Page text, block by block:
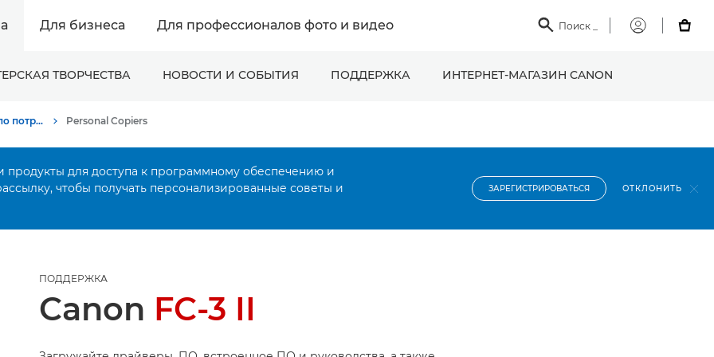
Для бизнеса Для профессионалов фото и видео  Поиск
Мой

ТВОРЧЕСТВА НОВОСТИ И СОБЫТИЯ ПОДДЕРЖКА ИНТЕРНЕТ-МАГАЗИН CANON
Онлайн-поддержка по потребительской продукции Personal Copiers
продукты для доступа к программному обеспечению и
чтобы получать персонализированные советы и
ЗАРЕГИСТРИРОВАТЬСЯ ОТКЛОНИТЬ
ПОДДЕРЖКА
Canon FC-3 II